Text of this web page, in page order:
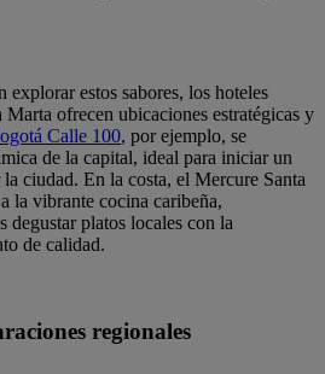
explorar estos sabores, los hoteles
ofrecen ubicaciones estratégicas y
Calle 100, por ejemplo, se
de la capital, ideal para iniciar un
ciudad. En la costa, el Mercure Santa
la vibrante cocina caribeña,
degustar platos locales con la
de calidad.
regionales